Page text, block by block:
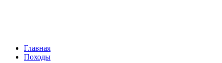
Главная
Походы